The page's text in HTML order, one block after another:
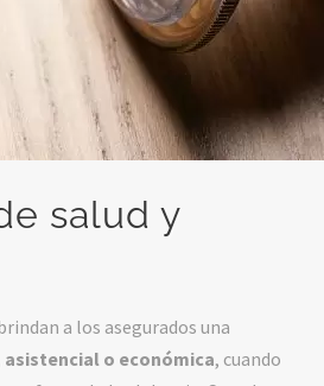
salud y
a los asegurados una
o económica, cuando